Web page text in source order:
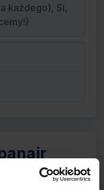
każdego), Sí,